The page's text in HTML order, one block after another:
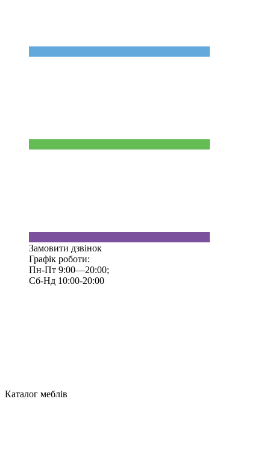
Замовити дзвінок
Графік роботи:
Пн-Пт 9:00—20:00;
Сб-Нд 10:00-20:00
Каталог меблів